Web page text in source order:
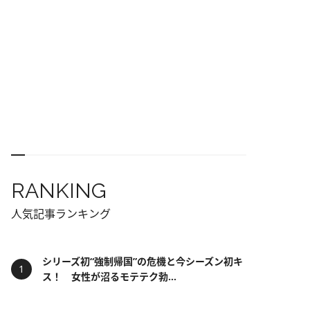
RANKING
人気記事ランキング
シリーズ初“強制帰国”の危機と今シーズン初キ
ス！ 女性が沼るモテテク勃...